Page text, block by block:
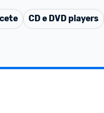
CD e DVD players